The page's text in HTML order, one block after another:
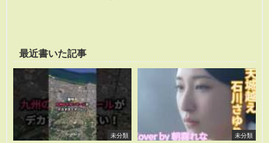
最近書いた記事
未分類 未分類